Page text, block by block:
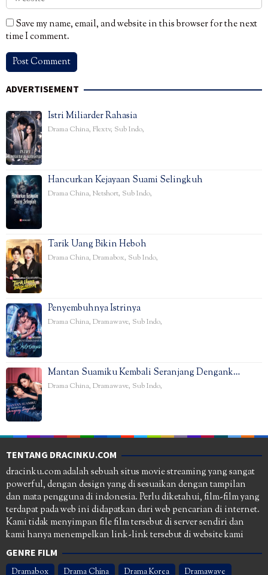
Save my name, email, and website in this browser for the next
time I comment.
ADVERTISEMENT
Istri Miliarder Rahasia
Drama China, Flextv, Sub Indo,
Hancurkan Kejayaan Suami Selingkuh
Drama China, Netshort, Sub Indo,
Tarik Uang Bikin Heboh
Drama China, Dramabox, Sub Indo,
Penyembuhnya Istrinya
Drama China, Dramawave, Sub Indo,
Mantan Suamiku Kembali Seranjang Dengank…
Drama China, Dramawave, Sub Indo,
TENTANG DRACINKU.COM
dracinku.com adalah sebuah situs movie streaming yang sangat
powerful, dengan design yang di sesuaikan dengan tampilan
dan mata pengguna di indonesia. Perlu diketahui, film-film yang
terdapat pada web ini didapatkan dari web pencarian di internet.
Kami tidak menyimpan file film tersebut di server sendiri dan
kami hanya menempelkan link-link tersebut di website kami
GENRE FILM
Dramabox Drama China Drama Korea Dramawave